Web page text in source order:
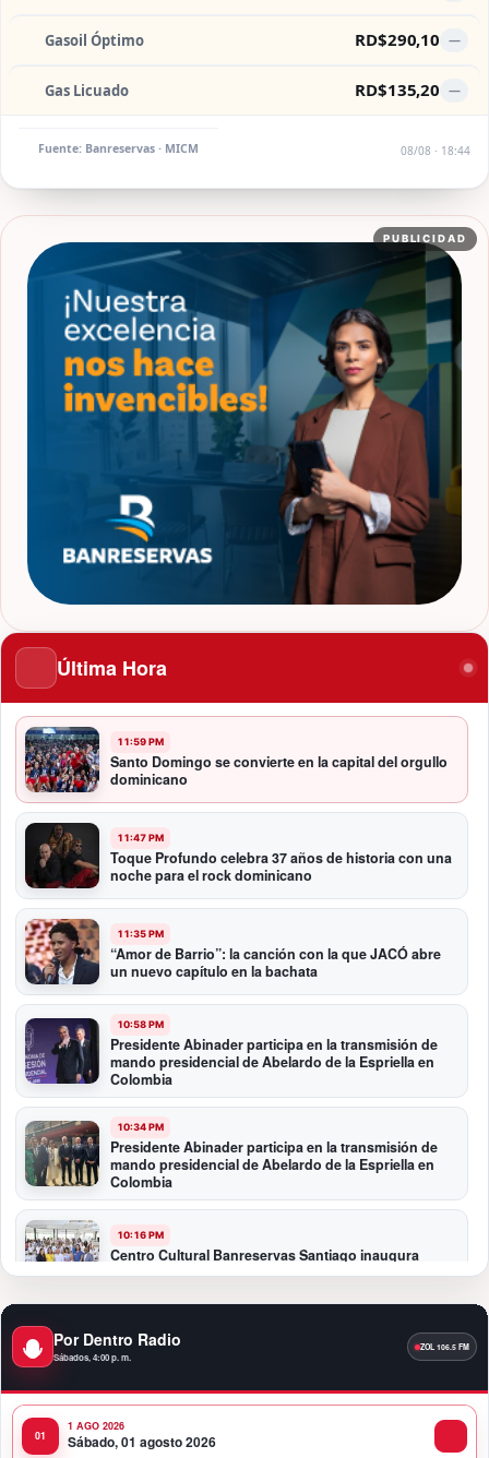
Gasoil Óptimo RD$290,10 —
Gas Licuado RD$135,20 —
Fuente: Banreservas · MICM 08/08 · 18:44
PUBLICIDAD
Última Hora
11:59 PM
Santo Domingo se convierte en la capital del orgullo
dominicano
11:47 PM
Toque Profundo celebra 37 años de historia con una
noche para el rock dominicano
11:35 PM
“Amor de Barrio”: la canción con la que JACÓ abre
un nuevo capítulo en la bachata
10:58 PM
Presidente Abinader participa en la transmisión de
mando presidencial de Abelardo de la Espriella en
Colombia
10:34 PM
Presidente Abinader participa en la transmisión de
mando presidencial de Abelardo de la Espriella en
Colombia
10:16 PM
Centro Cultural Banreservas Santiago inaugura
Primer Congreso de Artesanos de Santiago
9:04 PM
Premios a la Moda Dominicana celebró su quinta
edición en el Teatro Nacional
11:58 PM
Presidente Abinader viaja a Colombia para participar
Por Dentro Radio
Sábados, 4:00 p. m.
1 AGO 2026
Sábado, 01 agosto 2026